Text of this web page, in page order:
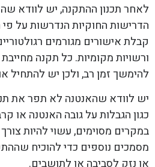
לאחר תכנון ההתקנה, יש לוודא
הדרישות החוקיות הנדרשות על פי
קבלת אישורים מגורמים
ורשויות מקומיות. כל תקנה
להימשך זמן רב, ולכן יש להתחיל
יש לוודא שהאנטנה לא תפר את
כגון הגבלות על גובה האנטנה או
במקרים מסוימים, עשוי להיות
מסמכים נוספים כדי להוכיח